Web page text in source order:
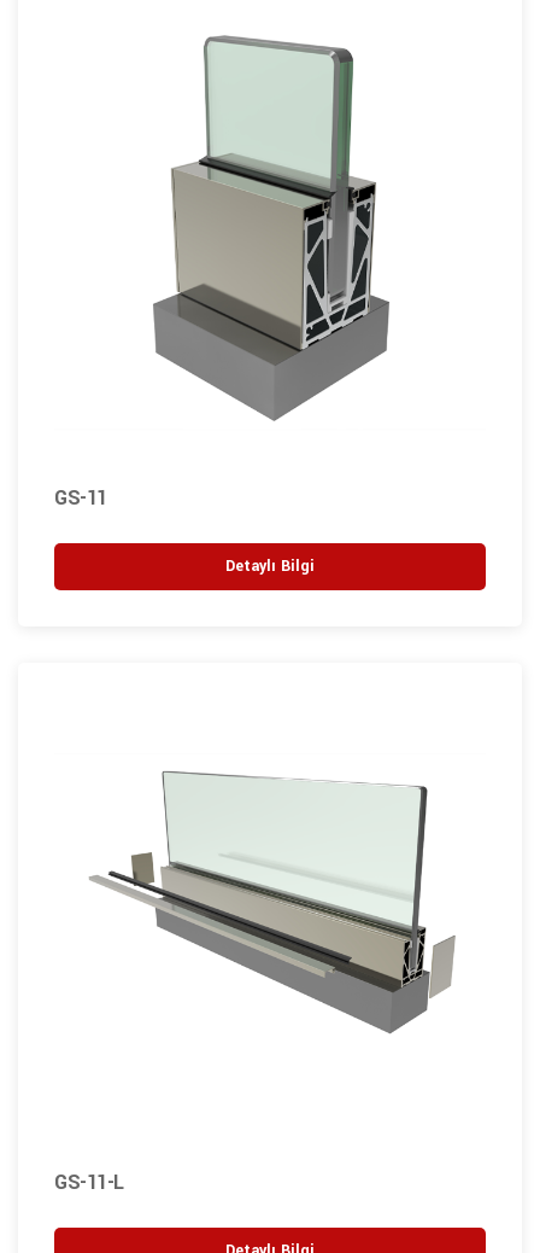
GS-11
Detaylı Bilgi
GS-11-L